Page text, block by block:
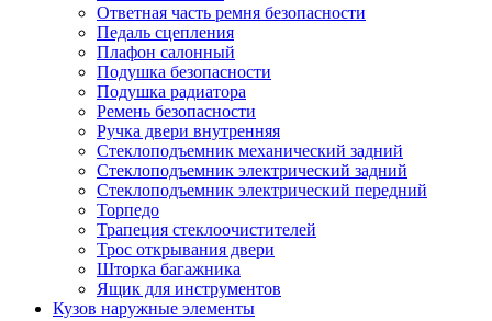
Ответная часть ремня безопасности
Педаль сцепления
Плафон салонный
Подушка безопасности
Подушка радиатора
Ремень безопасности
Ручка двери внутренняя
Стеклоподъемник механический задний
Стеклоподъемник электрический задний
Стеклоподъемник электрический передний
Торпедо
Трапеция стеклоочистителей
Трос открывания двери
Шторка багажника
Ящик для инструментов
Кузов наружные элементы